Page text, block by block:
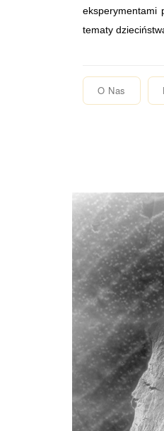
eksperymentami
tematy
O Nas